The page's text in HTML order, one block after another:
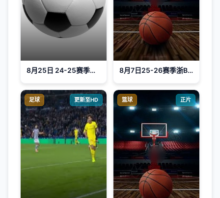
8月25日 24-25赛季法甲第2轮 里尔VS昂热 8月7日25-26赛季浙BA 江山65VS59常山
足球 更新至HD 篮球 正片